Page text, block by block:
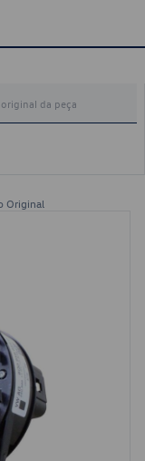
Original